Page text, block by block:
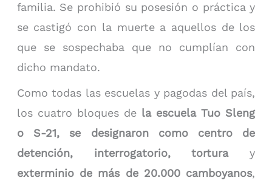
familia. Se prohibió su posesión o práctica y
se castigó con la muerte a aquellos de los
que se sospechaba que no cumplían con
dicho mandato.
Como todas las escuelas y pagodas del país,
los cuatro bloques de la escuela Tuo Sleng
o S-21, se designaron como centro de
detención, interrogatorio, torturay
exterminio de más de 20.000 camboyanos,